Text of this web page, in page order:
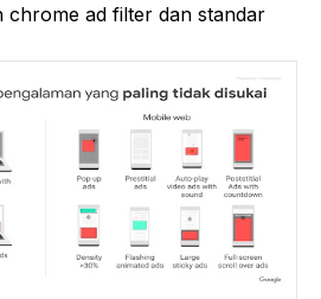
chrome ad filter dan standar